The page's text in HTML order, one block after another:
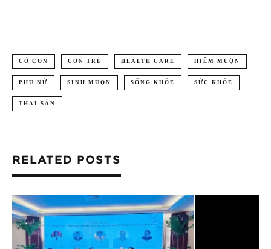
CÓ CON CON TRẺ HEALTH CARE HIẾM MUỘN
PHỤ NỮ SINH MUỘN SỐNG KHỎE SỨC KHỎE
THAI SẢN
RELATED POSTS